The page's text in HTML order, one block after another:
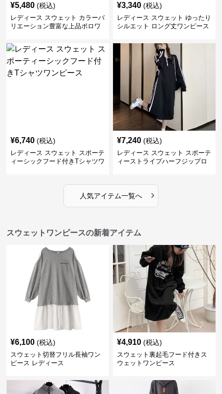
¥5,480 (税込)
レディース スウェット カラーバ
リエーション豊富な上品ポロワ
¥3,340 (税込)
レディース スウェット ゆったり
シルエット ロング丈ワンピース
¥6,740 (税込)
レディース スウェット スポーテ
ィーシックフード付きTシャツワ
¥7,240 (税込)
レディース スウェット スポーテ
ィーストライプハーフジップロ
人気アイテム一覧へ ›
スウェットワンピースの新着アイテム
¥6,100 (税込)
スウェット切替フリル長袖ワン
ピース レディース
¥4,910 (税込)
スウェット裏起毛フード付きス
ウェットワンピース